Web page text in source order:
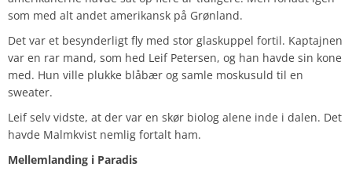
som med alt andet amerikansk på Grønland.
Det var et besynderligt fly med stor glaskuppel fortil. Kaptajnen
var en rar mand, som hed Leif Petersen, og han havde sin kone
med. Hun ville plukke blåbær og samle moskusuld til en
sweater.
Leif selv vidste, at der var en skør biolog alene inde i dalen. Det
havde Malmkvist nemlig fortalt ham.
Mellemlanding i Paradis